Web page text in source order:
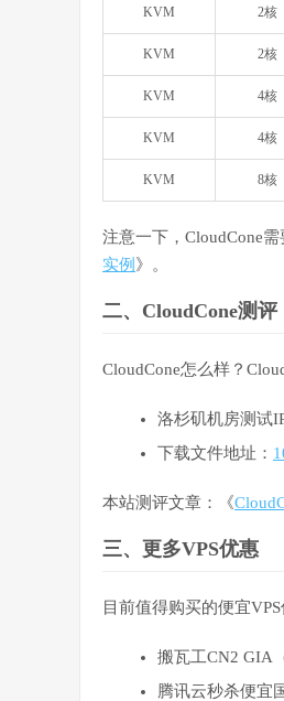
KVM 2核
KVM 2核
KVM 4核
KVM 4核
KVM 8核
注意一下，CloudCone
实例》。
二、CloudCone测评
CloudCone怎么样？
洛杉矶机房测试
下载文件地址：
本站测评文章：《
三、更多VPS优惠
目前值得购买的便宜VPS
搬瓦工CN2 GIA
腾讯云秒杀便宜